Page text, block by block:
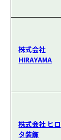
株式会社
HIRAYAMA
株式会社 ヒロ
タ装飾